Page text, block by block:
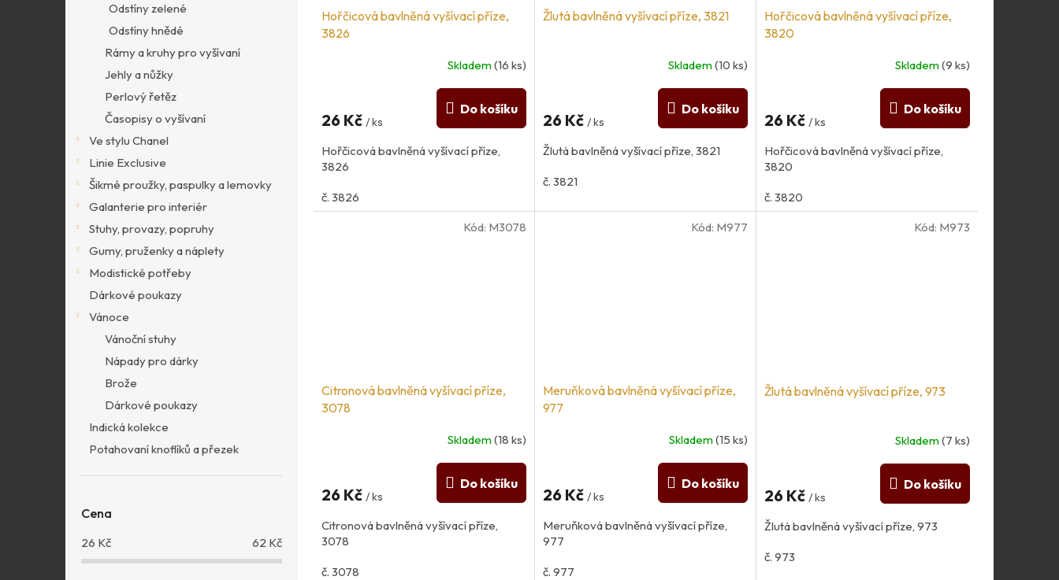
Odstíny zelené
Odstíny hnědé
Rámy a kruhy pro vyšívaní
Jehly a nůžky
Perlový řetěz
Časopisy o vyšívaní
Ve stylu Chanel
Linie Exclusive
Šikmé proužky, paspulky a lemovky
Galanterie pro interiér
Stuhy, provazy, popruhy
Gumy, pruženky a náplety
Modistické potřeby
Dárkové poukazy
Vánoce
Vánoční stuhy
Nápady pro dárky
Brože
Dárkové poukazy
Indická kolekce
Potahovaní knoflíků a přezek
Cena
26 Kč 62 Kč
Hořčicová bavlněná vyšívací příze,
3826
Skladem(16 ks)
26 Kč / ks
Do košíku
Hořčicová bavlněná vyšívací příze,
3826
č. 3826
Žlutá bavlněná vyšívací příze, 3821
Skladem(10 ks)
26 Kč / ks
Do košíku
Žlutá bavlněná vyšívací příze, 3821
č. 3821
Hořčicová bavlněná vyšívací příze,
3820
Skladem(9 ks)
26 Kč / ks
Do košíku
Hořčicová bavlněná vyšívací příze,
3820
č. 3820
Citronová bavlněná vyšívací příze,
3078
Skladem(18 ks)
26 Kč / ks
Do košíku
Citronová bavlněná vyšívací příze,
3078
č. 3078
Kód: M3078
Meruňková bavlněná vyšívací příze,
977
Skladem(15 ks)
26 Kč / ks
Do košíku
Meruňková bavlněná vyšívací příze,
977
č. 977
Kód: M977
Žlutá bavlněná vyšívací příze, 973
Skladem(7 ks)
26 Kč / ks
Do košíku
Žlutá bavlněná vyšívací příze, 973
č. 973
Kód: M973